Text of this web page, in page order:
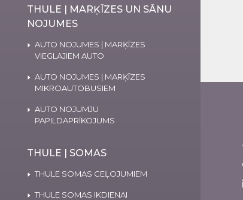
THULE | MARĶĪZES UN SĀNU
NOJUMES
AUTO NOJUMES | MARĶĪZES
VIEGLAJIEM AUTO
AUTO NOJUMES | MARĶĪZES
MIKROAUTOBUSIEM
AUTO NOJUMJU
PAPILDAPRĪKOJUMS
THULE | SOMAS
THULE SOMAS CEĻOJUMIEM
THULE SOMAS IKDIENAI